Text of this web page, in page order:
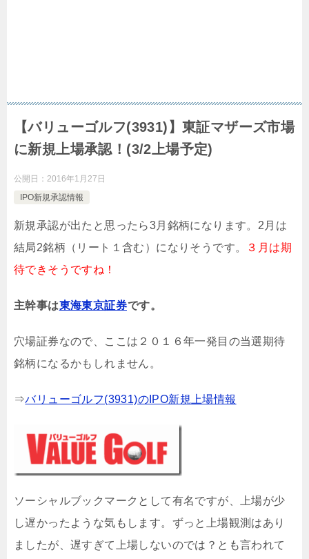
【バリューゴルフ(3931)】東証マザーズ市場
に新規上場承認！(3/2上場予定)
公開日： 2016年1月27日
IPO新規承認情報
新規承認が出たと思ったら3月銘柄になります。2月は
結局2銘柄（リート１含む）になりそうです。
３月は期
待できそうですね！
主幹事は東海東京証券です。
穴場証券なので、ここは２０１６年一発目の当選期待
銘柄になるかもしれません。
⇒バリューゴルフ(3931)のIPO新規上場情報
ソーシャルブックマークとして有名ですが、上場が少
し遅かったような気もします。ずっと上場観測はあり
ましたが、遅すぎて上場しないのでは？とも言われて